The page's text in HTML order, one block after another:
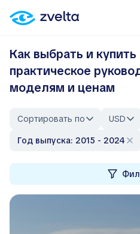
Как выбрать и купить
практическое
моделям и ценам
Сортировать по USD
Год выпуска: 2015 - 2024